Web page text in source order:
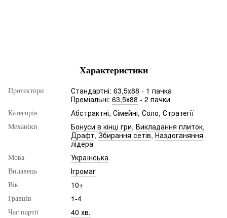
Характеристики
Протектори Стандартні: 63,5х88 - 1 пачка
Преміальні: 63,5х88- 2 пачки
Категорія Абстрактні, Сімейні, Соло, Стратегії
Механіки Бонуси в кінці гри, Викладання плиток,
Драфт,Збирання сетів,Наздоганяння
лідера
Мова Українська
Видавець Ігромаг
Вік 10+
Гравців 1-4
Час партії 40 хв.